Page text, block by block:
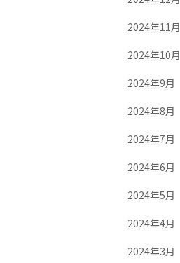
2024年11月
2024年10月
2024年9月
2024年8月
2024年7月
2024年6月
2024年5月
2024年4月
2024年3月